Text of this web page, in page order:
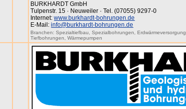
BURKHARDT GmbH
Tulpenstr. 15 · Neuweiler · Tel. (07055) 9297-0
Internet:www.burkhardt-bohrungen.de
E-Mail:info@burkhardt-bohrungen.de
Branchen:Spezialtiefbau ,Spezialbohrungen ,Erdwärmeversorgung
Tiefbohrungen
,Wärmepumpen